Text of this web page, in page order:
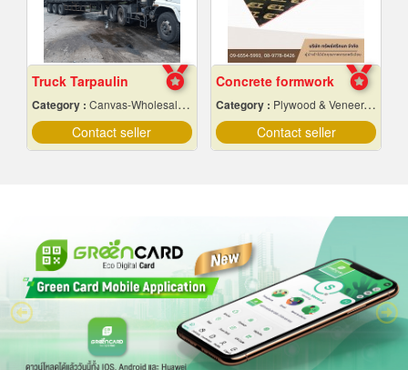
Truck Tarpaulin
Category : Canvas-Wholesale & Manufacturers
Contact seller
Concrete formwork
Category : Plywood & Veneer-Dealers
Contact seller